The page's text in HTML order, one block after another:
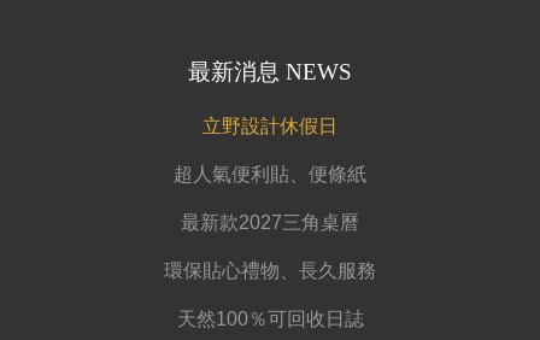
最新消息 NEWS
立野設計休假日
超人氣便利貼、便條紙
最新款2027三角桌曆
環保貼心禮物、長久服務
天然100％可回收日誌